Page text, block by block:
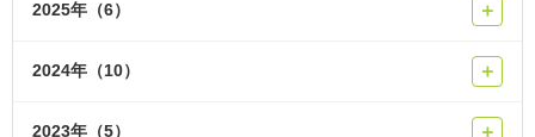
2025年（6） ＋
2024年（10） ＋
2023年（5） ＋